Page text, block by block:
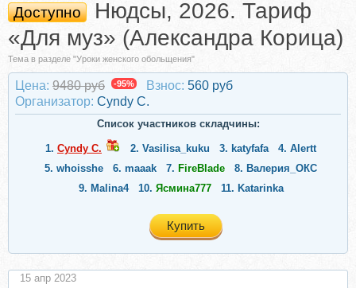
Доступно
Нюдсы, 2026. Тариф
«Для муз» (Александра Корица)
Тема в разделе "Уроки женского обольщения"
Цена: 9480 руб -95% Взнос: 560 руб
Организатор: Cyndy C.
Список участников складчины:
1. Cyndy C. 2. Vasilisa_kuku 3. katyfafa 4. Alertt
5. whoisshe 6. maaak 7. FireBlade 8. Валерия_ОКС
9. Malina4 10. Ясмина777 11. Katarinka
Купить
15 апр 2023